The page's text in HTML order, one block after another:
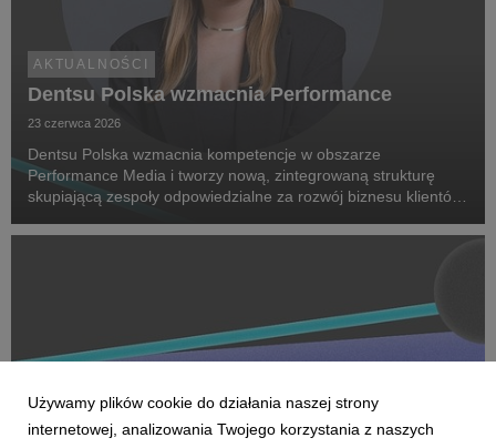
AKTUALNOŚCI
Dentsu Polska wzmacnia Performance
23 czerwca 2026
Dentsu Polska wzmacnia kompetencje w obszarze
Performance Media i tworzy nową, zintegrowaną strukturę
skupiającą zespoły odpowiedzialne za rozwój biznesu klientów
Na czele nowego obszaru stanęła Marta Bińczyk jako H...
Używamy plików cookie do działania naszej strony
internetowej, analizowania Twojego korzystania z naszych